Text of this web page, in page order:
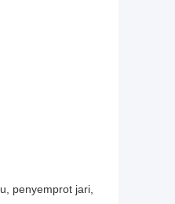
penyemprot jari,